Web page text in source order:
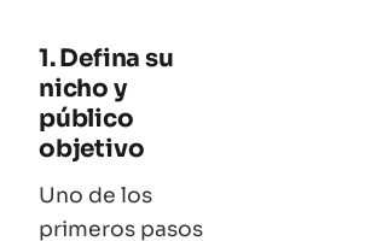
1. Defina su
nicho y
público
objetivo
Uno de los
primeros pasos